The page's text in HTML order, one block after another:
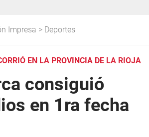
Impresa > Deportes
EN LA PROVINCIA DE LA RIOJA
consiguió
en 1ra fecha